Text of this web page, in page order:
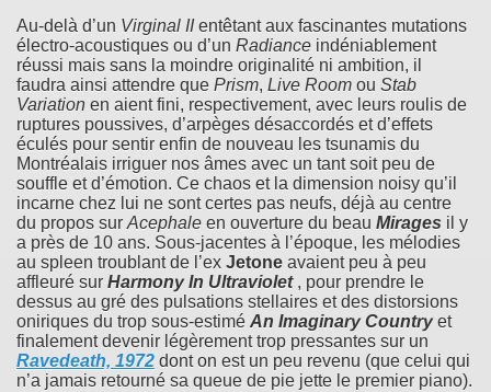
Au-delà d’un Virginal IIentêtant aux fascinantes mutations
électro-acoustiques ou d’un Radiance indéniablement
réussi mais sans la moindre originalité ni ambition, il
faudra ainsi attendre que Prism, Live Room ou Stab
Variation en aient fini, respectivement, avec leurs roulis de
ruptures poussives, d’arpèges désaccordés et d’effets
éculés pour sentir enfin de nouveau les tsunamis du
Montréalais irriguer nos âmes avec un tant soit peu de
souffle et d’émotion. Ce chaos et la dimension noisy qu’il
incarne chez lui ne sont certes pas neufs, déjà au centre
du propos sur Acephale en ouverture du beau Mirages il y
a près de 10 ans. Sous-jacentes à l’époque, les mélodies
au spleen troublant de l’ex Jetone avaient peu à peu
affleuré sur Harmony In Ultraviolet , pour prendre le
dessus au gré des pulsations stellaires et des distorsions
oniriques du trop sous-estimé An Imaginary Country et
finalement devenir légèrement trop pressantes sur un
Ravedeath, 1972 dont on est un peu revenu (que celui qui
n’a jamais retourné sa queue de pie jette le premier piano).